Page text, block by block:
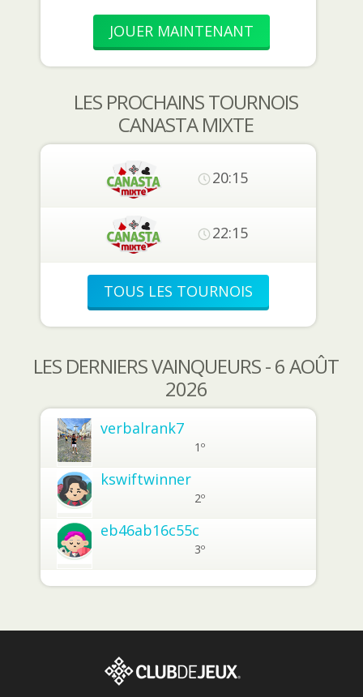
JOUER MAINTENANT
LES PROCHAINS TOURNOIS
CANASTA MIXTE
20:15
22:15
TOUS LES TOURNOIS
LES DERNIERS VAINQUEURS - 6 AOÛT
2026
verbalrank7
1º
kswiftwinner
2º
eb46ab16c55c
3º